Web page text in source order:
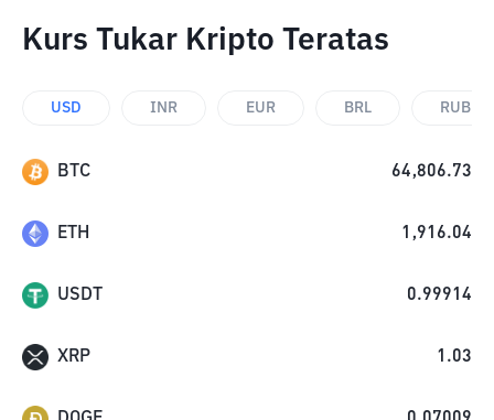
Kurs Tukar Kripto Teratas
USD INR EUR BRL RUB
BTC 64,806.73
ETH 1,916.04
USDT 0.99914
XRP 1.03